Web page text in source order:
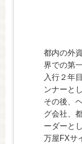
都内の外
界での第
入行２年
ンナーと
その後、
グ会社、
ーダーと
万屋FXサ